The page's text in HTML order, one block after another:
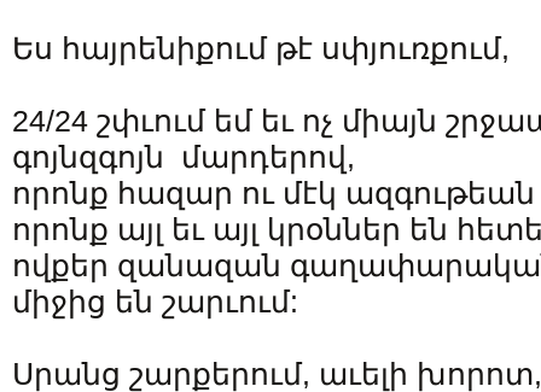
Ես հայրենիքում թէ սփյուռքում,
24/24 շփւում եմ եւ ոչ միայն
գոյնզգոյն մարդերով,
որոնք հազար ու մէկ
որոնք այլ եւ այլ կրօններ են
ովքեր զանազան
միջից են շարւում:
Սրանց շարքերում, աւելի